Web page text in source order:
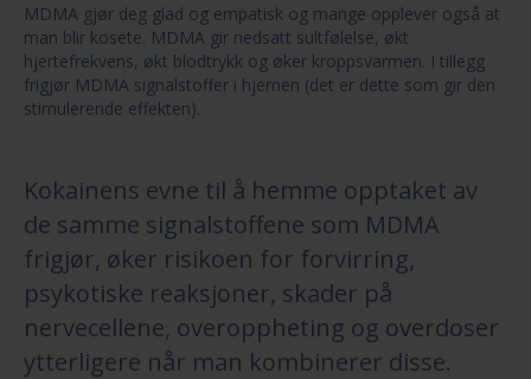
MDMA gjør deg glad og empatisk og mange opplever også at
man blir kosete. MDMA gir nedsatt sultfølelse, økt
hjertefrekvens, økt blodtrykk og øker kroppsvarmen. I tillegg
frigjør MDMA signalstoffer i hjernen (det er dette som gir den
stimulerende effekten).
Kokainens evne til å hemme opptaket av
de samme signalstoffene som MDMA
frigjør, øker risikoen for forvirring,
psykotiske reaksjoner, skader på
nervecellene, overoppheting og overdoser
ytterligere når man kombinerer disse.